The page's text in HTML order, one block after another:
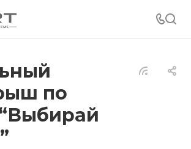
по